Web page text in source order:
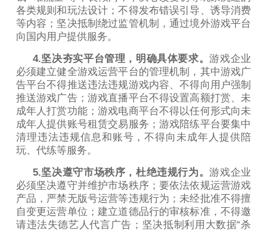
各类规则和玩法设计；不得发布错误引导、诱导消费
等内容；坚决抵制绕过监管机制，通过境外游戏平台
向国内用户提供服务。
4.坚决夯实平台管理，明确具体要求。游戏企业
必须建立健全游戏运营平台的管理机制，其中游戏广
告平台不得推送违法违规游戏内容、不得向用户强制
推送游戏广告；游戏直播平台不得设置高额打赏、未
成年人打赏功能；游戏电商平台不得以任何形式向未
成年人提供账号租赁交易服务；游戏陪练平台要集中
清理违法违规信息和账号，不得向未成年人提供陪
玩、代练等服务。
5.坚决遵守市场秩序，杜绝违规行为。游戏企业
必须坚决遵守并维护市场秩序；要依法依规运营游戏
产品，严禁无版号运营等违规行为；未经批准不得擅
自变更运营单位；建立道德品行的审核标准，不得邀
请违法失德艺人代言广告；坚决抵制利用大数据“杀